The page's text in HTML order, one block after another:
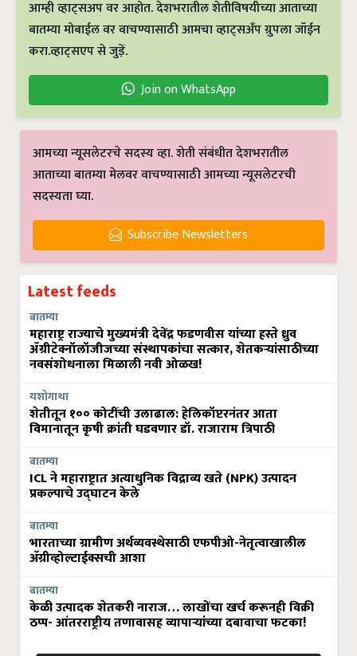
आम्ही व्हाट्सअप वर आहोत. देशभरातील शेतीविषयीच्या आताच्या
बातम्या मोबाईल वर वाचण्यासाठी आमचा व्हाट्सअँप ग्रुपला जॉईन
करा.व्हाट्सएप से जुड़ें.
Join on WhatsApp
आमच्या न्यूसलेटरचे सदस्य व्हा. शेती संबंधीत देशभरातील
आताच्या बातम्या मेलवर वाचण्यासाठी आमच्या न्यूसलेटरची
सदस्यता घ्या.
Subscribe Newsletters
Latest feeds
बातम्या
महाराष्ट्र राज्याचे मुख्यमंत्री देवेंद्र फडणवीस यांच्या हस्ते ध्रुव
ॲग्रीटेक्नॉलॉजीजच्या संस्थापकांचा सत्कार, शेतकऱ्यांसाठीच्या
नवसंशोधनाला मिळाली नवी ओळख!
यशोगाथा
शेतीतून १०० कोटींची उलाढाल: हेलिकॉप्टरनंतर आता
विमानातून कृषी क्रांती घडवणार डॉ. राजाराम त्रिपाठी
बातम्या
ICL ने महाराष्ट्रात अत्याधुनिक विद्राव्य खते (NPK) उत्पादन
प्रकल्पाचे उद्घाटन केले
बातम्या
भारताच्या ग्रामीण अर्थव्यवस्थेसाठी एफपीओ-नेतृत्वाखालील
अ‍ॅग्रीव्होल्टाईक्सची आशा
बातम्या
केळी उत्पादक शेतकरी नाराज… लाखोंचा खर्च करूनही विक्री
ठप्प- आंतरराष्ट्रीय तणावासह व्यापाऱ्यांच्या दबावाचा फटका!